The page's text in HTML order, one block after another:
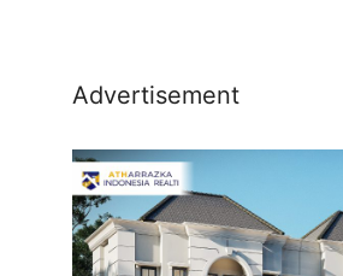
Advertisement